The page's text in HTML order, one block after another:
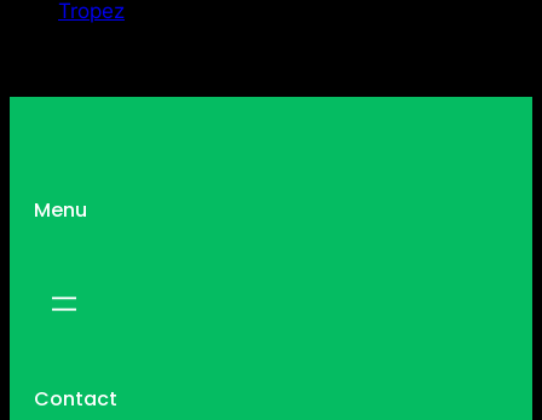
Tropez
Menu
Contact